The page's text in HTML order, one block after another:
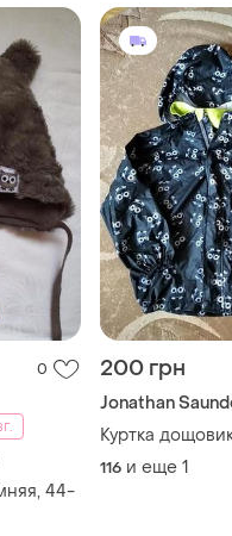
0
44-
200 грн
Jonathan
Куртка
116 и еще 1